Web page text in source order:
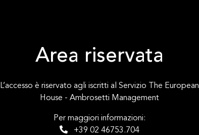
Area riservata
L’accesso è riservato agli iscritti al Servizio The European
House - Ambrosetti Management
Per maggiori informazioni:
+39 02 46753.704